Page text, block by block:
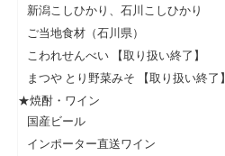
新潟こしひかり、石川こしひかり
ご当地食材（石川県）
こわれせんべい 【取り扱い終了】
まつや とり野菜みそ 【取り扱い終了】
★焼酎・ワイン
国産ビール
インポーター直送ワイン